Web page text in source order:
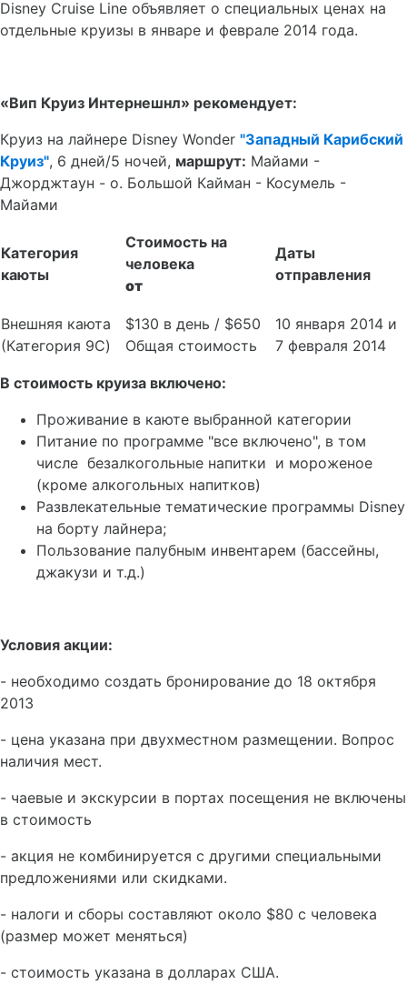
Disney Cruise Line объявляет о специальных ценах на
отдельные круизы в январе и феврале 2014 года.
«Вип Круиз Интернешнл» рекомендует:
Круиз на лайнере Disney Wonder "Западный Карибский
Круиз", 6 дней/5 ночей, маршрут: Майами -
Джорджтаун - о. Большой Кайман - Косумель -
Майами
Категория
каюты
Стоимость на
человека
от
Даты
отправления
Внешняя каюта
(Категория 9C)
$130 в день / $650
Общая стоимость
10 января 2014 и
7 февраля 2014
В стоимость круиза включено:
Проживание в каюте выбранной категории
Питание по программе "все включено", в том
числе безалкогольные напитки и мороженое
(кроме алкогольных напитков)
Развлекательные тематические программы Disney
на борту лайнера;
Пользование палубным инвентарем (бассейны,
джакузи и т.д.)
Условия акции:
- необходимо создать бронирование до 18 октября
2013
- цена указана при двухместном размещении. Вопрос
наличия мест.
- чаевые и экскурсии в портах посещения не включены
в стоимость
- акция не комбинируется с другими специальными
предложениями или скидками.
- налоги и сборы составляют около $80 с человека
(размер может меняться)
- стоимость указана в долларах США.